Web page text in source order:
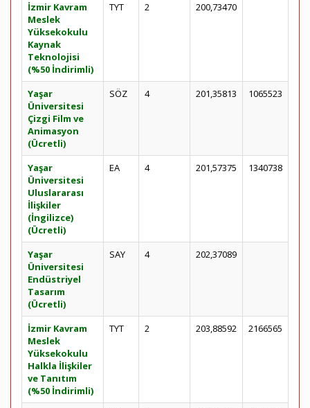
İzmir Kavram
Meslek
Yüksekokulu
Kaynak
Teknolojisi
(%50 İndirimli)
TYT 2 200,73470
Yaşar
Üniversitesi
Çizgi Film ve
Animasyon
(Ücretli)
SÖZ 4 201,35813 1065523
Yaşar
Üniversitesi
Uluslararası
İlişkiler
(İngilizce)
(Ücretli)
EA 4 201,57375 1340738
Yaşar
Üniversitesi
Endüstriyel
Tasarım
(Ücretli)
SAY 4 202,37089
İzmir Kavram
Meslek
Yüksekokulu
Halkla İlişkiler
ve Tanıtım
(%50 İndirimli)
TYT 2 203,88592 2166565